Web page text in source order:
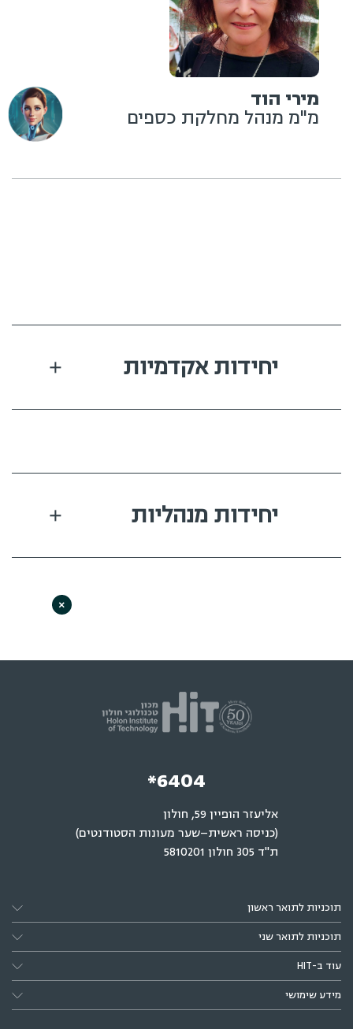
מירי הוד
מ"מ מנהל מחלקת כספים
יחידות אקדמיות
יחידות מנהליות
*6404
אליעזר הופיין 59, חולון
(כניסה ראשית–שער מעונות הסטודנטים)
ת"ד 305 חולון 5810201
תוכניות לתואר ראשון
תוכניות לתואר שני
עוד ב-HIT
מידע שימושי
×